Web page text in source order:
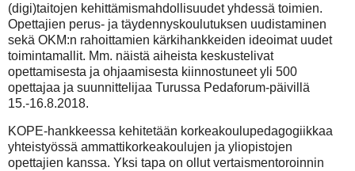
(digi)taitojen kehittämismahdollisuudet yhdessä toimien.
Opettajien perus- ja täydennyskoulutuksen uudistaminen
sekä OKM:n rahoittamien kärkihankkeiden ideoimat uudet
toimintamallit. Mm. näistä aiheista keskustelivat
opettamisesta ja ohjaamisesta kiinnostuneet yli 500
opettajaa ja suunnittelijaa Turussa Pedaforum-päivillä
15.-16.8.2018.
KOPE-hankkeessa kehitetään korkeakoulupedagogiikkaa
yhteistyössä ammattikorkeakoulujen ja yliopistojen
opettajien kanssa. Yksi tapa on ollut vertaismentoroinnin